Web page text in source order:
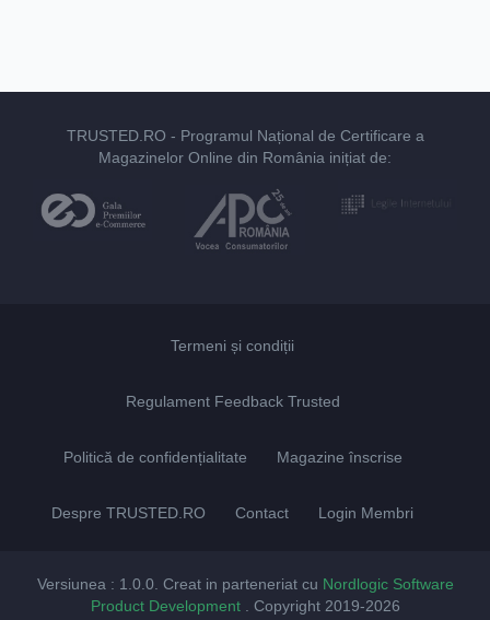
TRUSTED.RO - Programul Național de Certificare a
Magazinelor Online din România inițiat de:
Termeni și condiții
Regulament Feedback Trusted
Politică de confidențialitate Magazine înscrise
Despre TRUSTED.RO Contact Login Membri
Versiunea : 1.0.0. Creat in parteneriat cu Nordlogic Software
Product Development . Copyright 2019-2026